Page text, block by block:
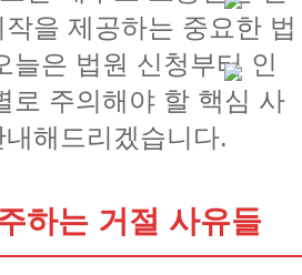
을 제공하는 중요한 법
늘은 법원 신청부터 인
로 주의해야 할 핵심 사
해드리겠습니다.
하는 거절 사유들